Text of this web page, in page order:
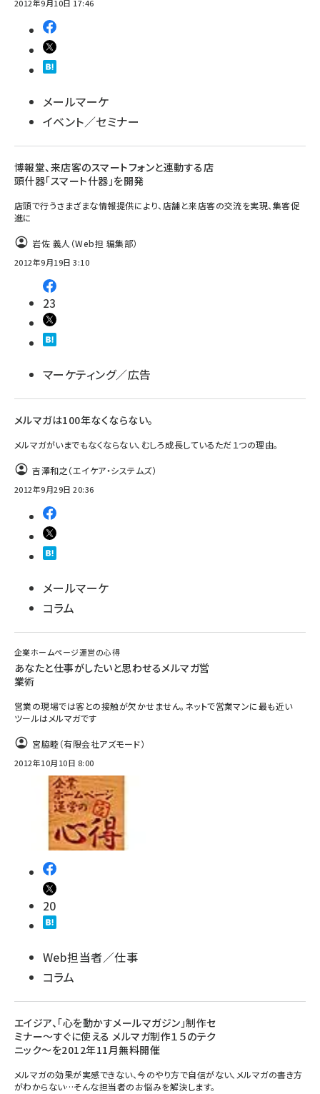
2012年9月10日 17:46
メールマーケ
イベント／セミナー
博報堂、来店客のスマートフォンと連動する店
頭什器「スマート什器」を開発
店頭で行うさまざまな情報提供により、店舗と来店客の交流を実現、集客促
進に
岩佐 義人（Web担 編集部）
2012年9月19日 3:10
23
マーケティング／広告
メルマガは100年なくならない。
メルマガがいまでもなくならない、むしろ成長しているただ１つの理由。
吉澤和之（エイケア・システムズ）
2012年9月29日 20:36
メールマーケ
コラム
企業ホームページ運営の心得
あなたと仕事がしたいと思わせるメルマガ営
業術
営業の現場では客との接触が欠かせません。ネットで営業マンに最も近い
ツールはメルマガです
宮脇睦（有限会社アズモード）
2012年10月10日 8:00
20
Web担当者／仕事
コラム
エイジア、「心を動かすメールマガジン」制作セ
ミナー～すぐに使える メルマガ制作１５のテク
ニック～を2012年11月無料開催
メルマガの効果が実感できない、今のやり方で自信がない、メルマガの書き方
がわからない…そんな担当者のお悩みを解決します。